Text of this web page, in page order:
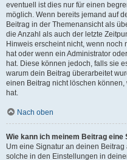
eventuell ist dies nur für einen
möglich. Wenn bereits jemand auf
Beitrag in der Themenansicht als
die Anzahl als auch der letzte
Hinweis erscheint nicht, wenn
hat oder wenn ein Administrator
hat. Diese können jedoch, falls sie
warum dein Beitrag überarbeitet
einen Beitrag nicht löschen
hat.
Nach oben
Wie kann ich meinem Beitrag eine
Um eine Signatur an deinen
solche in den Einstellungen in